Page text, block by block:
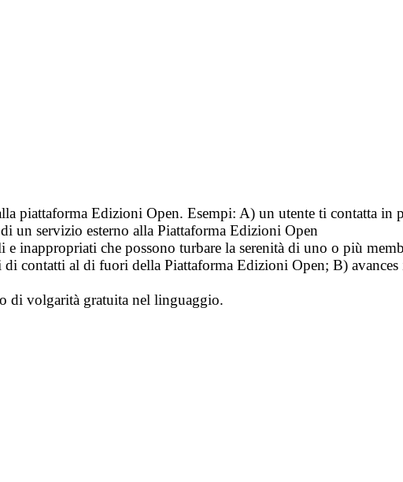
piattaforma Edizioni Open. Esempi: A) un utente ti contatta in
servizio esterno alla Piattaforma Edizioni Open
e inappropriati che possono turbare la serenità di uno o più
contatti al di fuori della Piattaforma Edizioni Open; B)
di volgarità gratuita nel linguaggio.